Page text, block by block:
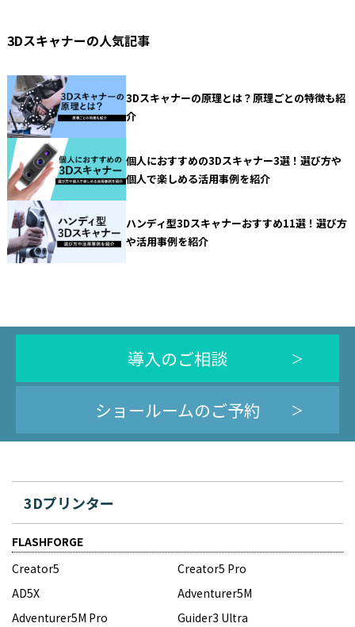
3Dスキャナーの人気記事
3Dスキャナーの原理とは？原理ごとの特徴も紹
介
個人におすすめの3Dスキャナー3選！選び方や
個人で楽しめる活用事例を紹介
ハンディ型3Dスキャナーおすすめ11選！選び方
や活用事例を紹介
導入のご相談
ショールームのご予約
3Dプリンター
FLASHFORGE
Creator5
Creator5 Pro
AD5X
Adventurer5M
Adventurer5M Pro
Guider3 Ultra